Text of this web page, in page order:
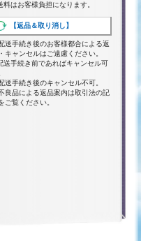
料はお客様負担になります。
【返品＆取り消し】
送手続き後のお客様都合による返
キャンセルはご遠慮ください。
送手続き前であればキャンセル可
送手続き後のキャンセル不可。
良品による返品案内は取引法の記
ご覧ください。